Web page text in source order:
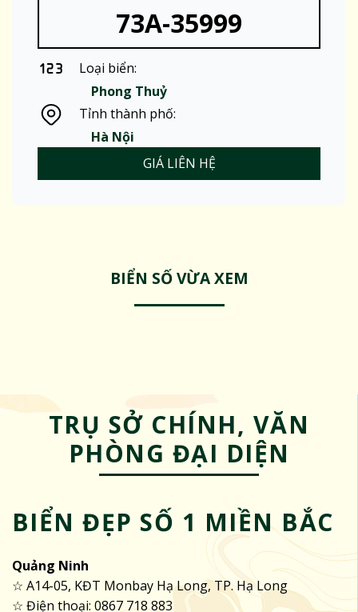
73A-35999
Loại biển:
Phong Thuỷ
Tỉnh thành phố:
Hà Nội
GIÁ LIÊN HỆ
BIỂN SỐ VỪA XEM
TRỤ SỞ CHÍNH, VĂN
PHÒNG ĐẠI DIỆN
BIỂN ĐẸP SỐ 1 MIỀN BẮC
Quảng Ninh
☆ A14-05, KĐT Monbay Hạ Long, TP. Hạ Long
☆ Điện thoại: 0867 718 883